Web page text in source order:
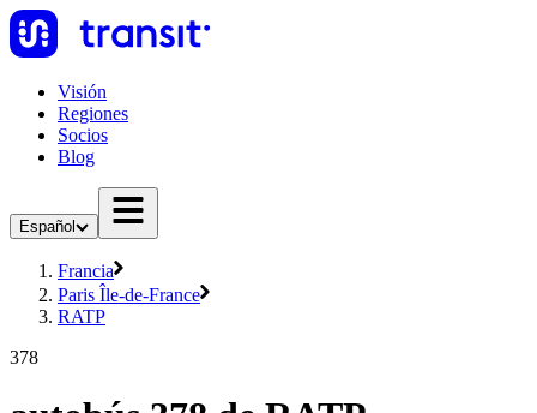
Visión
Regiones
Socios
Blog
Español
Francia
Paris Île-de-France
RATP
378